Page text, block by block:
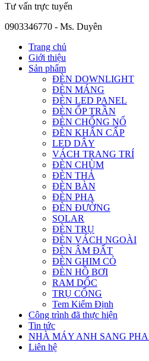
Tư vấn trực tuyến
0903346770 - Ms. Duyên
Trang chủ
Giới thiệu
Sản phẩm
ĐÈN DOWNLIGHT
ĐÈN MÁNG
ĐÈN LED PANEL
ĐÈN ỐP TRẦN
ĐÈN CHỐNG NỔ
ĐÈN KHẨN CẤP
LED DÂY
VÁCH TRANG TRÍ
ĐÈN CHÙM
ĐÈN THẢ
ĐÈN BÀN
ĐÈN PHA
ĐÈN ĐƯỜNG
SOLAR
ĐÈN TRỤ
ĐÈN VÁCH NGOÀI
ĐÈN ÂM ĐẤT
ĐÈN GHIM CỎ
ĐÈN HỒ BƠI
RAM DỐC
TRỤ CỔNG
Tem Kiểm Định
Công trình đã thực hiện
Tin tức
NHÀ MÁY ANH SANG
Liên hệ